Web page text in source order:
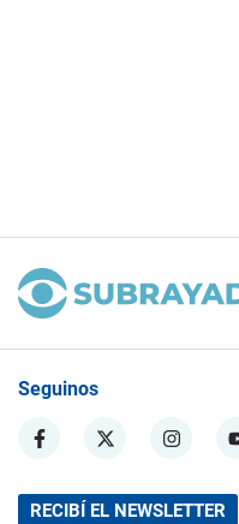
Seguinos
RECIBÍ EL NEWSLETTER